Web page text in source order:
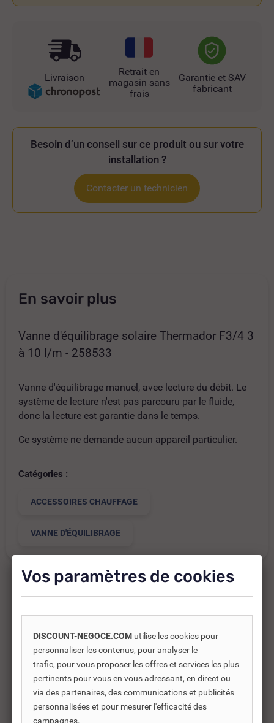
Livraison
Retrait en
magasin sans
frais
Garantie et SAV
fabricant
Besoin d’un conseil sur ce produit ou sur votre
installation ?
Contacter un technicien
En savoir plus
Vanne d'équilibrage solaire Thermador F3/4 3
à 10 l/m - 258533
Vanne d'équilibrage manuel, avec lecture du débit. Le
système de lecture n'est pas parcouru par le fluide,
donc la lecture est garantie dans le temps.
Ce système ne demande aucun appareil particulier.
Catégories :
ACCESSOIRES CHAUFFAGE
VANNE D'ÉQUILIBRAGE
Produits complémentaires
Les produits complémentaires sont généralement des
produits connexes ou associés. Ils vous permettent soit
d’améliorer l’utilisation soit répondre à des besoins
supplémentaires.
Vos paramètres de cookies
DISCOUNT-NEGOCE.COM utilise les cookies pour
personnaliser les contenus, pour analyser le
trafic, pour vous proposer les offres et services les plus
pertinents pour vous en vous adressant, en direct ou
via des partenaires, des communications et publicités
personnalisées et pour mesurer l'efficacité des
campagnes.